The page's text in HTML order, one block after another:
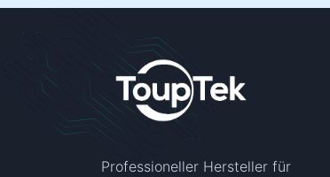
Professioneller Hersteller für